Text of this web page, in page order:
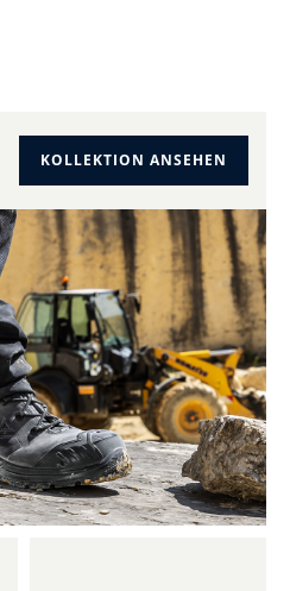
KOLLEKTION ANSEHEN